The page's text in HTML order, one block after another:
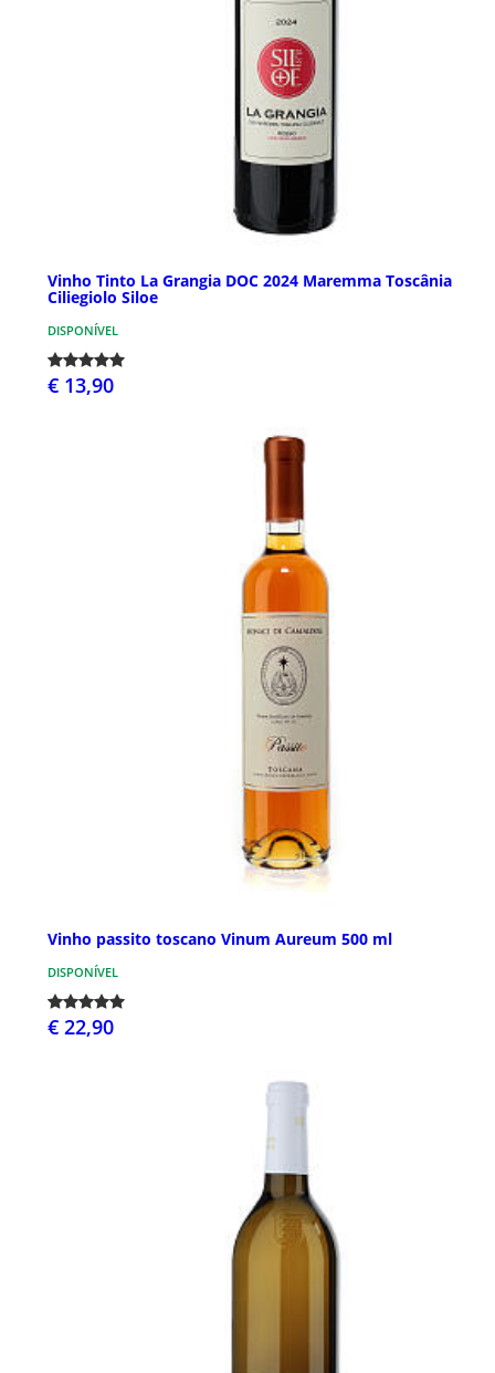
Vinho Tinto La Grangia DOC 2024 Maremma Toscânia
Ciliegiolo Siloe
DISPONÍVEL
€ 13,90
Vinho passito toscano Vinum Aureum 500 ml
DISPONÍVEL
€ 22,90